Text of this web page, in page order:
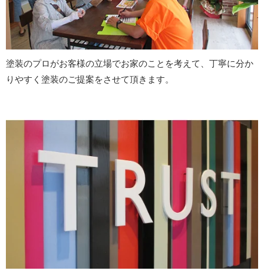
塗装のプロがお客様の立場でお家のことを考えて、丁寧に分か
りやすく塗装のご提案をさせて頂きます。